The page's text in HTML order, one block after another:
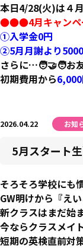
本日4/28(火)は４
●●●4月キャン
①入学金0円
②5月月謝より
さらに…🧑‍🤝‍🧑お
初期費用から
2026.04.22 お知
5月スタート
そろそろ学校にも
GW明けから『え
新クラスはまだ始
今ならクラスメイ
短期の英検直前対